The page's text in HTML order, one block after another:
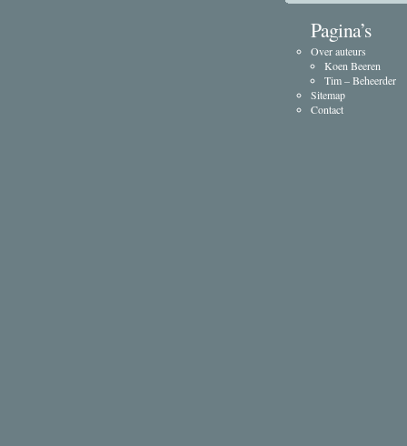
Pagina’s
Over auteurs
Koen Beeren
Tim – Beheerder
Sitemap
Contact